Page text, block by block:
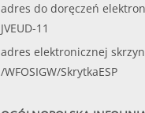
adres do doręczeń
JVEUD-11
adres elektronicznej
/WFOSIGW/SkrytkaESP